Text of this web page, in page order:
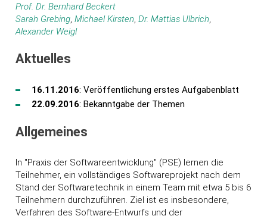
Prof. Dr. Bernhard Beckert
Sarah Grebing,Michael Kirsten,Dr. Mattias Ulbrich,
Alexander Weigl
Aktuelles
16.11.2016: Veröffentlichung erstes Aufgabenblatt
22.09.2016: Bekanntgabe der Themen
Allgemeines
In "Praxis der Softwareentwicklung" (PSE) lernen die
Teilnehmer, ein vollständiges Softwareprojekt nach dem
Stand der Softwaretechnik in einem Team mit etwa 5 bis 6
Teilnehmern durchzuführen. Ziel ist es insbesondere,
Verfahren des Software-Entwurfs und der